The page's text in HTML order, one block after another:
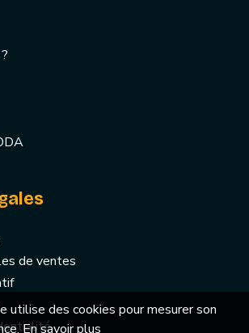
de ventes
utilise des cookies pour mesurer son
En savoir plus